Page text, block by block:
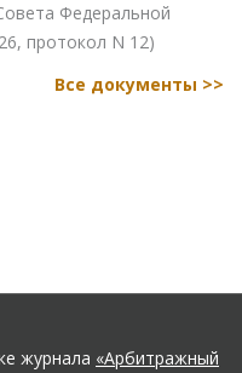
Федеральной
протокол N 12)
Все документы >>
журнала «Арбитражный